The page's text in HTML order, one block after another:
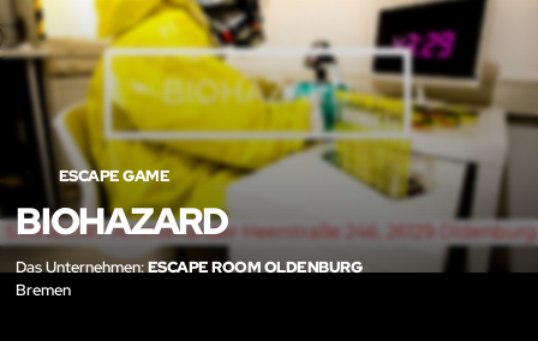
ESCAPE GAME
BIOHAZARD
Das Unternehmen:ESCAPE ROOM OLDENBURG
Bremen